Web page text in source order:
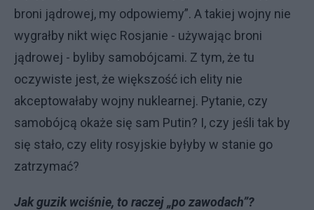
broni jądrowej, my odpowiemy”. A takiej wojny nie
wygrałby nikt więc Rosjanie - używając broni
jądrowej - byliby samobójcami. Z tym, że tu
oczywiste jest, że większość ich elity nie
akceptowałaby wojny nuklearnej. Pytanie, czy
samobójcą okaże się sam Putin? I, czy jeśli tak by
się stało, czy elity rosyjskie byłyby w stanie go
zatrzymać?
Jak guzik wciśnie, to raczej „po zawodach”?